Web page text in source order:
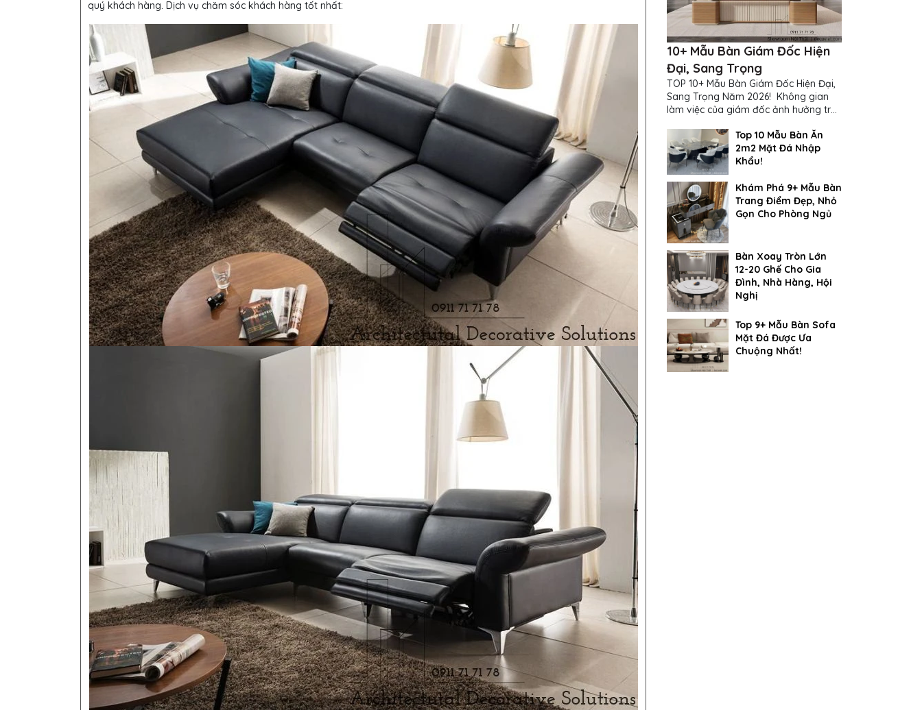
quý khách hàng. Dịch vụ chăm sóc khách hàng tốt nhất:
10+ Mẫu Bàn Giám Đốc Hiện
Đại, Sang Trọng
TOP 10+ Mẫu Bàn Giám Đốc Hiện Đại,
Sang Trọng Năm 2026! Không gian
làm việc của giám đốc ảnh hưởng trực
Top 10 Mẫu Bàn Ăn
2m2 Mặt Đá Nhập
Khẩu!
Khám Phá 9+ Mẫu Bàn
Trang Điểm Đẹp, Nhỏ
Gọn Cho Phòng Ngủ
Bàn Xoay Tròn Lớn
12-20 Ghế Cho Gia
Đình, Nhà Hàng, Hội
Nghị
Top 9+ Mẫu Bàn Sofa
Mặt Đá Được Ưa
Chuộng Nhất!